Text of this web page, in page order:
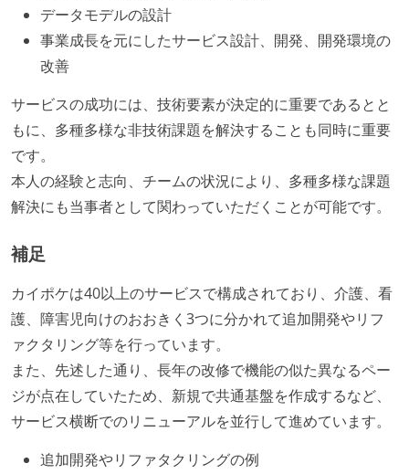
データモデルの設計
事業成長を元にしたサービス設計、開発、開発環境の
改善
サービスの成功には、技術要素が決定的に重要であるとと
もに、多種多様な非技術課題を解決することも同時に重要
です。
本人の経験と志向、チームの状況により、多種多様な課題
解決にも当事者として関わっていただくことが可能です。
補足
カイポケは40以上のサービスで構成されており、介護、看
護、障害児向けのおおきく3つに分かれて追加開発やリフ
ァクタリング等を行っています。
また、先述した通り、長年の改修で機能の似た異なるペー
ジが点在していたため、新規で共通基盤を作成するなど、
サービス横断でのリニューアルを並行して進めています。
追加開発やリファタクリングの例